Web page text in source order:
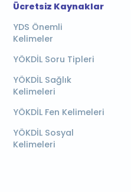
Ücretsiz Kaynaklar
YDS Önemli
Kelimeler
YÖKDİL Soru Tipleri
YÖKDİL Sağlık
Kelimeleri
YÖKDİL Fen Kelimeleri
YÖKDİL Sosyal
Kelimeleri